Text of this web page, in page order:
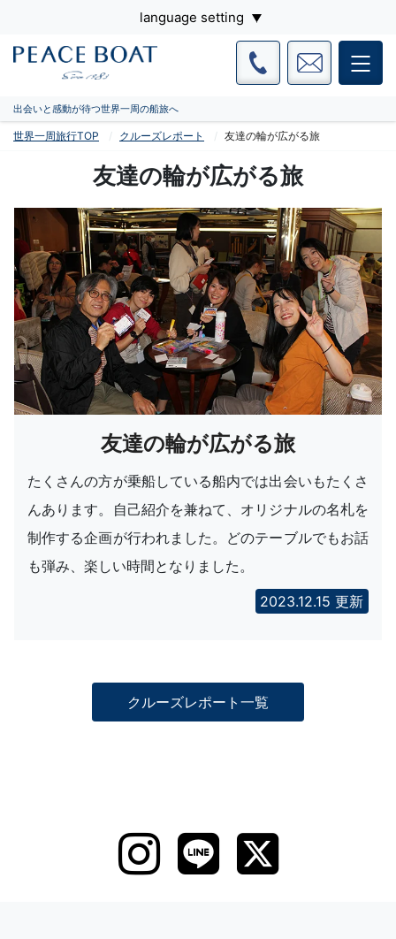
language setting
出会いと感動が待つ世界一周の船旅へ
世界一周旅行TOP クルーズレポート 友達の輪が広がる旅
友達の輪が広がる旅
友達の輪が広がる旅
たくさんの方が乗船している船内では出会いもたくさ
んあります。自己紹介を兼ねて、オリジナルの名札を
制作する企画が行われました。どのテーブルでもお話
も弾み、楽しい時間となりました。
2023.12.15 更新
クルーズレポート一覧